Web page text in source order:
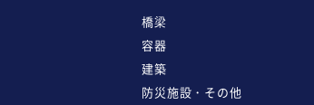
橋梁
容器
建築
防災施設・その他